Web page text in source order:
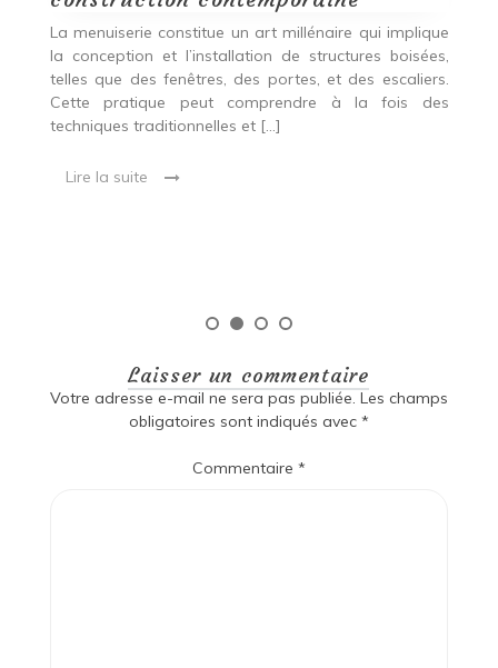
La menuiserie constitue un art millénaire qui implique
la conception et l’installation de structures boisées,
telles que des fenêtres, des portes, et des escaliers.
Cette pratique peut comprendre à la fois des
techniques traditionnelles et […]
Lire la suite
Laisser un commentaire
Votre adresse e-mail ne sera pas publiée. Les champs
obligatoires sont indiqués avec *
Commentaire *